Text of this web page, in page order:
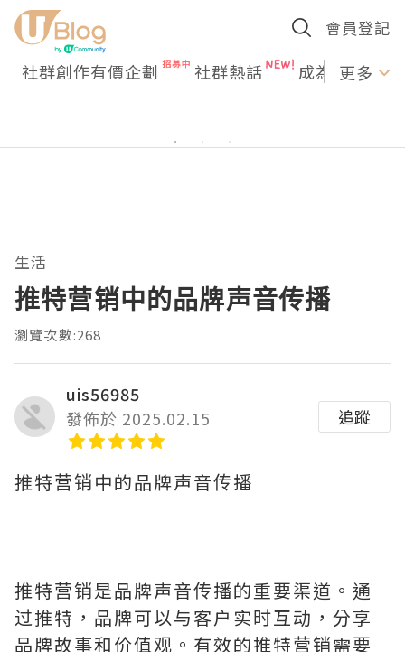
會員登記
社群創作有價企劃 社群熱話 成為U更多
生活
推特营销中的品牌声音传播
瀏覽次數:268
uis56985
發佈於 2025.02.15
追蹤
推特营销中的品牌声音传播
推特营销是品牌声音传播的重要渠道。通
过推特，品牌可以与客户实时互动，分享
品牌故事和价值观。有效的推特营销需要